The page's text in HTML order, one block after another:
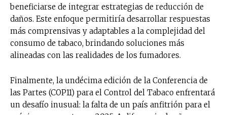
beneficiarse de integrar estrategias de reducción de
daños. Este enfoque permitiría desarrollar respuestas
más comprensivas y adaptables a la complejidad del
consumo de tabaco, brindando soluciones más
alineadas con las realidades de los fumadores.
Finalmente, la undécima edición de la Conferencia de
las Partes (COP11) para el Control del Tabaco enfrentará
un desafío inusual: la falta de un país anfitrión para el